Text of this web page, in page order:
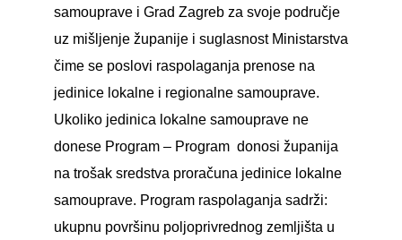
samouprave i Grad Zagreb za svoje područje
uz mišljenje županije i suglasnost Ministarstva
čime se poslovi raspolaganja prenose na
jedinice lokalne i regionalne samouprave.
Ukoliko jedinica lokalne samouprave ne
donese Program – Program donosi županija
na trošak sredstva proračuna jedinice lokalne
samouprave. Program raspolaganja sadrži:
ukupnu površinu poljoprivrednog zemljišta u